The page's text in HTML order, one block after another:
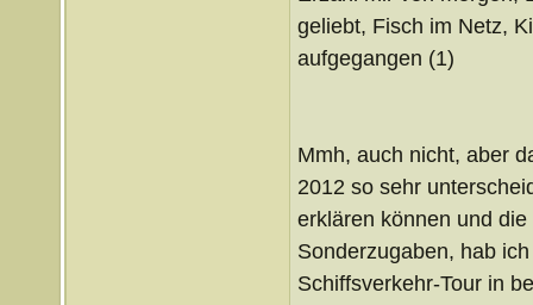
geliebt, Fisch im Netz,
aufgegangen (1)
Mmh, auch nicht, aber
2012 so sehr
erklären können und
Sonderzugaben, hab
Schiffsverkehr-Tour in